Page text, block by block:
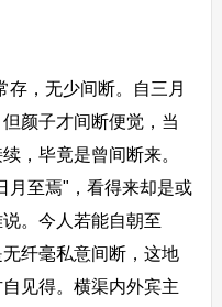
，无少间断。自三月
颜子才间断便觉，当
，毕竟是曾间断来。
月至焉"，看得来却是或
。今人若能自朝至
纤毫私意间断，这地
见得。横渠内外宾主